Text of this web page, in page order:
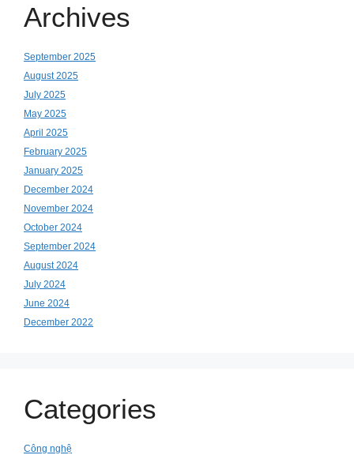
Archives
September 2025
August 2025
July 2025
May 2025
April 2025
February 2025
January 2025
December 2024
November 2024
October 2024
September 2024
August 2024
July 2024
June 2024
December 2022
Categories
Công nghệ